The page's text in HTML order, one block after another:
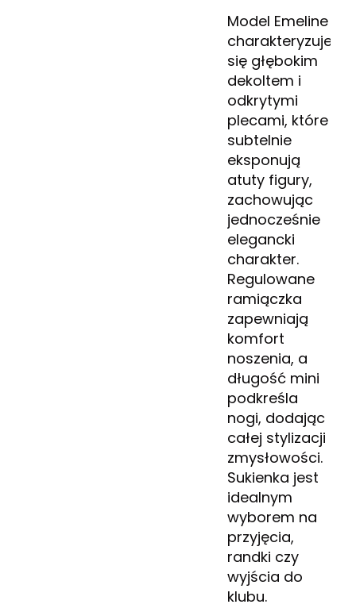
Model Emeline
charakteryzuje
się głębokim
dekoltem i
odkrytymi
plecami, które
subtelnie
eksponują
atuty figury,
zachowując
jednocześnie
elegancki
charakter.
Regulowane
ramiączka
zapewniają
komfort
noszenia, a
długość mini
podkreśla
nogi, dodając
całej stylizacji
zmysłowości.
Sukienka jest
idealnym
wyborem na
przyjęcia,
randki czy
wyjścia do
klubu.